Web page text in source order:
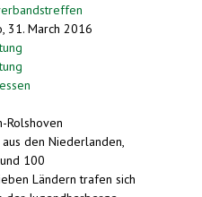
31. March 2016
Rolshoven
den Niederlanden,
100
Ländern trafen sich